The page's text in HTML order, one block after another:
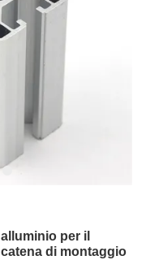
per il
di montaggio